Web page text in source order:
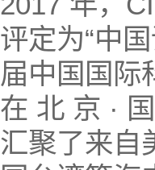
评定为“中
届中国国际
在 北 京 ·
汇聚了来自